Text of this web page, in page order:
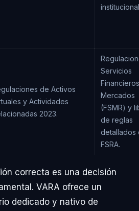
de Activos
y Actividades
2023.
Servicios
Mercados
(FSMR) y
de reglas
detallados
FSRA.
correcta es una decisión
VARA ofrece un
dedicado y nativo de